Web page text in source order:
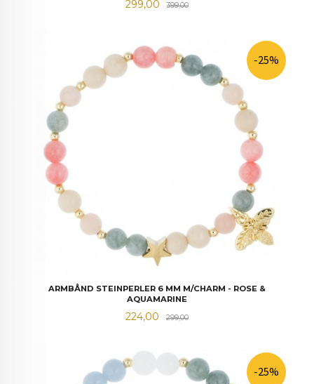
Tilbud
299,00 399,00Rabatt
ARMBÅND STEINPERLER 6 MM M/CHARM - ROSE &
AQUAMARINE
Tilbud
224,00 299,00Rabatt
-25%
-25%